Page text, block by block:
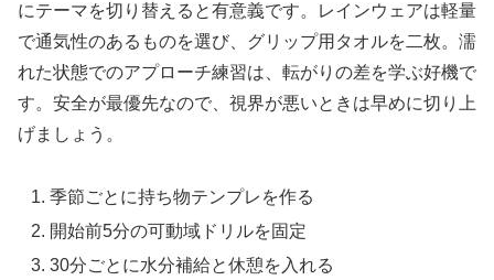
にテーマを切り替えると有意義です。レインウェアは軽量
で通気性のあるものを選び、グリップ用タオルを二枚。濡
れた状態でのアプローチ練習は、転がりの差を学ぶ好機で
す。安全が最優先なので、視界が悪いときは早めに切り上
げましょう。
季節ごとに持ち物テンプレを作る
開始前5分の可動域ドリルを固定
30分ごとに水分補給と休憩を入れる